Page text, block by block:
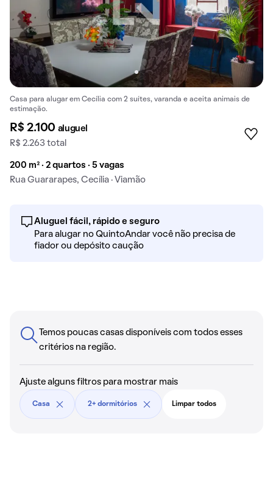
Casa para alugar em Cecília com 2 suítes, varanda e aceita animais de
estimação.
R$ 2.100 aluguel
R$ 2.263 total
200 m² · 2 quartos · 5 vagas
Rua Guararapes, Cecília · Viamão
Aluguel fácil, rápido e seguro
Para alugar no QuintoAndar você não precisa de
fiador ou depósito caução
Temos poucas casas disponíveis com todos esses
critérios na região.
Ajuste alguns filtros para mostrar mais
Casa 2+ dormitórios Limpar todos